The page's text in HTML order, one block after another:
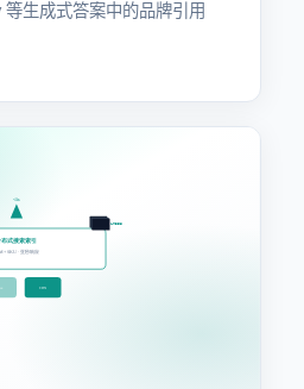
生成式答案中的品牌引用